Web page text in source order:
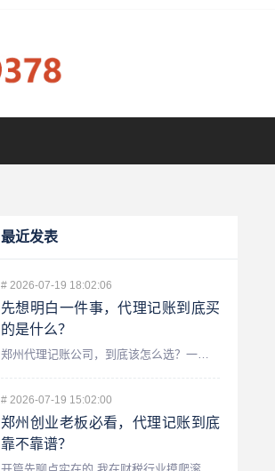
最近发表
# 2026-07-19 18:02:06
先想明白一件事，代理记账到底买
的是什么？
# 2026-07-19 15:02:00
郑州创业老板必看，代理记账到底
靠不靠谱？